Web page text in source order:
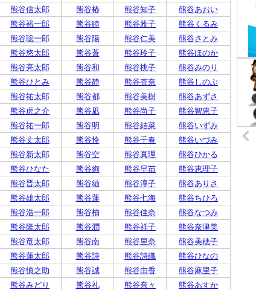
熊谷信太郎 熊谷椿 熊谷知子
熊谷あおい
熊谷裕一郎 熊谷睦 熊谷雅子
熊谷くるみ
熊谷聡一郎 熊谷陽 熊谷仁美
熊谷さとみ
熊谷悠太郎 熊谷蒼 熊谷玲子
熊谷ほのか
熊谷亮太郎 熊谷和 熊谷桃子
熊谷みのり
熊谷ひとみ 熊谷静 熊谷杏奈
熊谷しのぶ
熊谷祐太郎 熊谷都 熊谷美樹
熊谷あずさ
熊谷虎之介 熊谷凪 熊谷尚子
熊谷智恵子
熊谷祐一郎 熊谷明 熊谷結菜
熊谷いずみ
熊谷丈太郎 熊谷怜 熊谷千春
熊谷いづみ
熊谷新太郎 熊谷空 熊谷真理
熊谷ひかる
熊谷ひなた 熊谷絢 熊谷早苗
熊谷恵理子
熊谷晋太郎 熊谷紬 熊谷淳子
熊谷ありさ
熊谷雄太郎 熊谷蓮 熊谷七海
熊谷ちひろ
熊谷浩一郎 熊谷柚 熊谷佳奈
熊谷なつみ
熊谷隆太郎 熊谷潤 熊谷祥子
熊谷奈津美
熊谷竜太郎 熊谷南 熊谷里奈
熊谷美穂子
熊谷蓮太郎 熊谷詩 熊谷詩織
熊谷ひなの
熊谷慎之助 熊谷誠 熊谷由香
熊谷麻里子
熊谷みどり 熊谷礼 熊谷奈々
熊谷あすか